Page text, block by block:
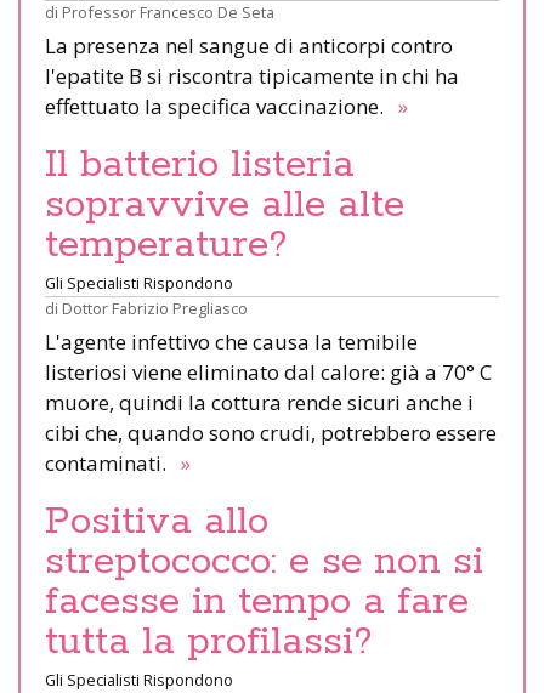
di Professor Francesco De Seta
La presenza nel sangue di anticorpi contro
l'epatite B si riscontra tipicamente in chi ha
effettuato la specifica vaccinazione. »
Il batterio listeria
sopravvive alle alte
temperature?
Gli Specialisti Rispondono
di Dottor Fabrizio Pregliasco
L'agente infettivo che causa la temibile
listeriosi viene eliminato dal calore: già a 70° C
muore, quindi la cottura rende sicuri anche i
cibi che, quando sono crudi, potrebbero essere
contaminati. »
Positiva allo
streptococco: e se non si
facesse in tempo a fare
tutta la profilassi?
Gli Specialisti Rispondono